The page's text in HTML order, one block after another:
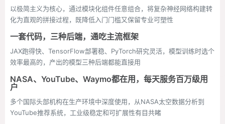
以极简主义为核心，通过模块化组件任意组合，将复杂神经网络构建转
化为直观的拼接过程，既降低入门门槛又保留专业可塑性
一套代码，三种后端，通吃主流框架
JAX跑得快、TensorFlow部署稳、PyTorch研究灵活，模型训练时选个
效率最高的，产出的模型三种后端都能直接用
NASA、YouTube、Waymo都在用，每天服务百万级用
户
多个国际头部机构在生产环境中深度使用，从NASA太空数据分析到
YouTube推荐系统，工业级稳定和可扩展性有目共睹